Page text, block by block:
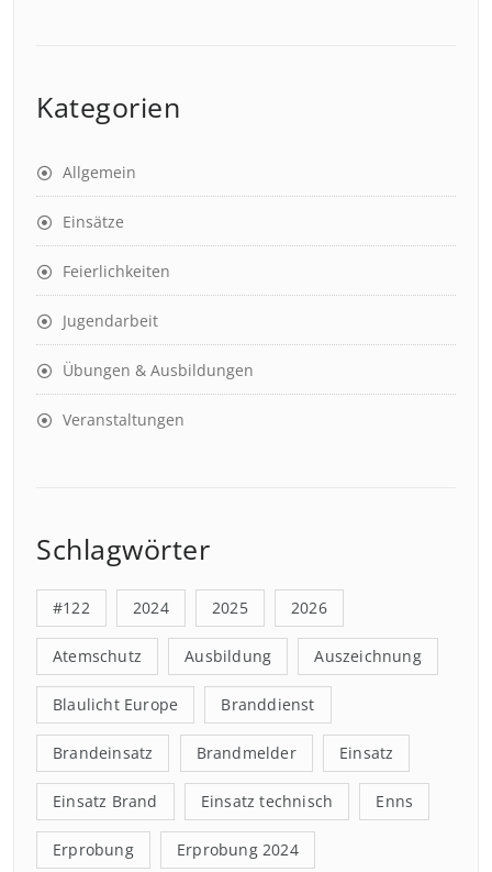
Kategorien
Allgemein
Einsätze
Feierlichkeiten
Jugendarbeit
Übungen & Ausbildungen
Veranstaltungen
Schlagwörter
#122 2024 2025 2026
Atemschutz Ausbildung Auszeichnung
Blaulicht Europe Branddienst
Brandeinsatz Brandmelder Einsatz
Einsatz Brand Einsatz technisch Enns
Erprobung Erprobung 2024